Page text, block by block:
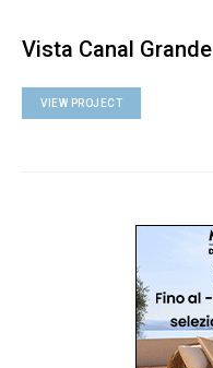
Vista Canal Grande
VIEW PROJECT